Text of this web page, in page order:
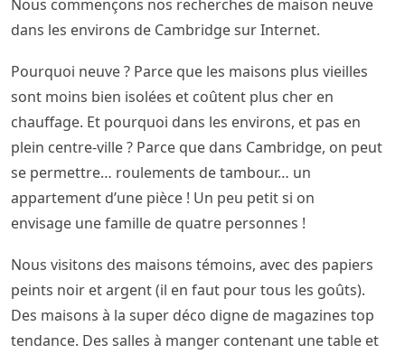
Nous commençons nos recherches de maison neuve
dans les environs de Cambridge sur Internet.
Pourquoi neuve ? Parce que les maisons plus vieilles
sont moins bien isolées et coûtent plus cher en
chauffage. Et pourquoi dans les environs, et pas en
plein centre-ville ? Parce que dans Cambridge, on peut
se permettre… roulements de tambour… un
appartement d’une pièce ! Un peu petit si on
envisage une famille de quatre personnes !
Nous visitons des maisons témoins, avec des papiers
peints noir et argent (il en faut pour tous les goûts).
Des maisons à la super déco digne de magazines top
tendance. Des salles à manger contenant une table et